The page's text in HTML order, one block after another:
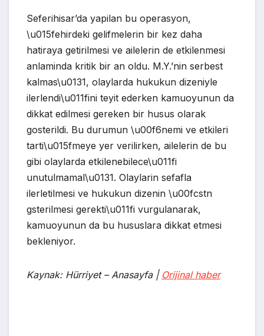
Seferihisar’da yapilan bu operasyon,
\u015fehirdeki gelifmelerin bir kez daha
hatiraya getirilmesi ve ailelerin de etkilenmesi
anlaminda kritik bir an oldu. M.Y.’nin serbest
kalmas\u0131, olaylarda hukukun dizeniyle
ilerlendi\u011fini teyit ederken kamuoyunun da
dikkat edilmesi gereken bir husus olarak
gosterildi. Bu durumun \u00f6nemi ve etkileri
tarti\u015fmeye yer verilirken, ailelerin de bu
gibi olaylarda etkilenebilece\u011fi
unutulmamal\u0131. Olaylarin sefafla
ilerletilmesi ve hukukun dizenin \u00fcstn
gsterilmesi gerekti\u011fi vurgulanarak,
kamuoyunun da bu hususlara dikkat etmesi
bekleniyor.
Kaynak: Hürriyet – Anasayfa | Orijinal haber